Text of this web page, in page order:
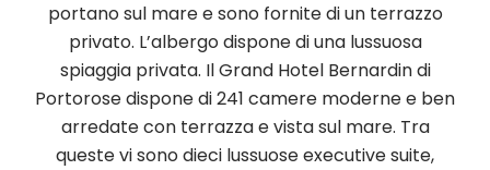
portano sul mare e sono fornite di un terrazzo
privato. L’albergo dispone di una lussuosa
spiaggia privata. Il Grand Hotel Bernardin di
Portorose dispone di 241 camere moderne e ben
arredate con terrazza e vista sul mare. Tra
queste vi sono dieci lussuose executive suite,